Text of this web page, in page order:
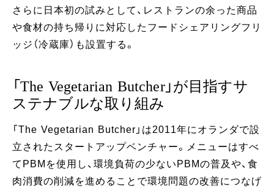
さらに日本初の試みとして、レストランの余った商品
や食材の持ち帰りに対応したフードシェアリングフリ
ッジ（冷蔵庫）も設置する。
「The Vegetarian Butcher」が目指すサ
ステナブルな取り組み
「The Vegetarian Butcher」は2011年にオランダで設
立されたスタートアップベンチャー。メニューはすべ
てPBMを使用し、環境負荷の少ないPBMの普及や、食
肉消費の削減を進めることで環境問題の改善につなげ